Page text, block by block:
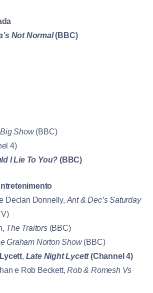
Not Normal(BBC)
Show(BBC)
4)
I Lie To You? (BBC)
Declan Donnelly, Ant & Dec’s Saturday
The Traitors(BBC)
Graham Norton Show(BBC)
, Late Night Lycett(Channel 4)
e Rob Beckett,Rob & Romesh Vs